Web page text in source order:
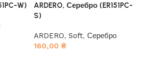
W)
ARDERO, Серебро (ER151PC-
S)
ARDERO, Soft, Серебро
160,00 ₴